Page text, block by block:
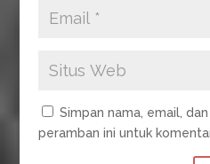
Simpan nama, email,
peramban ini untuk